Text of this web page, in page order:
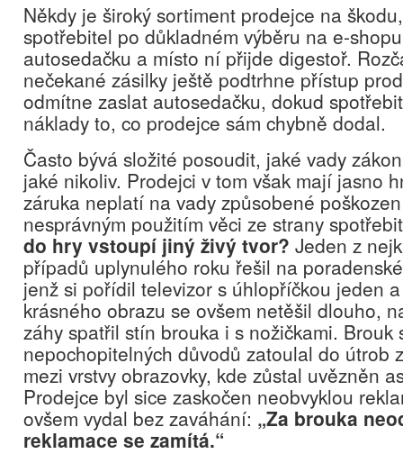
Někdy je široký sortiment prodejce na
spotřebitel po důkladném výběru na e-
autosedačku a místo ní přijde digestoř.
nečekané zásilky ještě podtrhne přístup
odmítne zaslat autosedačku, dokud
náklady to, co prodejce sám chybně dodal.
Často bývá složité posoudit, jaké vady
jaké nikoliv. Prodejci v tom však mají jasno
záruka neplatí na vady způsobené
nesprávným použitím věci ze strany
do hry vstoupí jiný živý tvor? Jeden z
případů uplynulého roku řešil na
jenž si pořídil televizor s úhlopříčkou jeden
krásného obrazu se ovšem netěšil dlouho,
záhy spatřil stín brouka i s nožičkami. Brouk
nepochopitelných důvodů zatoulal do útrob
mezi vrstvy obrazovky, kde zůstal uvězněn
Prodejce byl sice zaskočen neobvyklou
ovšem vydal bez zaváhání: „Za brouka
reklamace se zamítá.“